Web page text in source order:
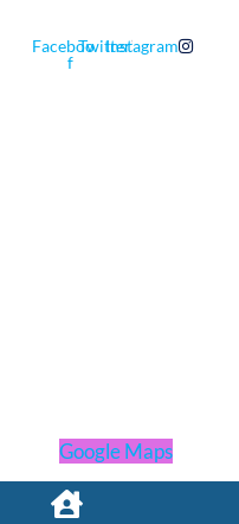
Facebook-
f
TwitterInstagram
Google Maps